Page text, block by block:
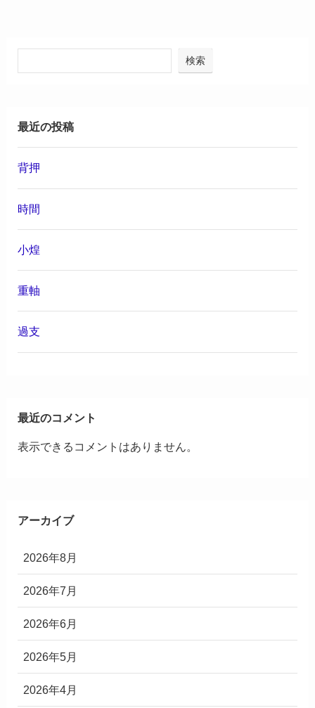
検索
最近の投稿
背押
時間
小煌
重軸
過支
最近のコメント
表示できるコメントはありません。
アーカイブ
2026年8月
2026年7月
2026年6月
2026年5月
2026年4月